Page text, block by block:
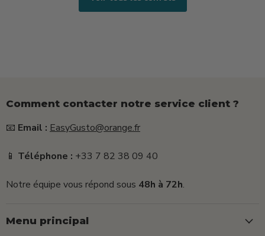
Comment contacter notre service client ?
📧 Email : EasyGusto@orange.fr
📱 Téléphone : +33 7 82 38 09 40
Notre équipe vous répond sous 48h à 72h.
Menu principal